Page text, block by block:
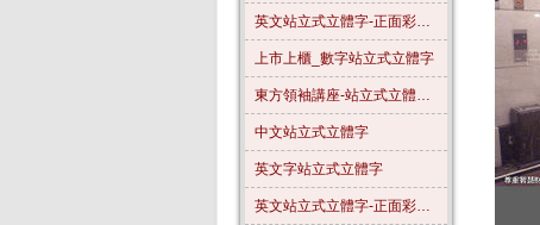
英文站立式立體字-正面彩色-B01
上市上櫃_數字站立式立體字
東方領袖講座-站立式立體字_全字噴漆_霧金色
中文站立式立體字
英文字站立式立體字
英文站立式立體字-正面彩色-B04